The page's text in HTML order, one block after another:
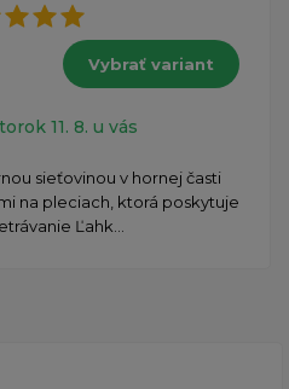
Vybrať variant
11. 8. u vás
sieťovinou v hornej časti
na pleciach, ktorá poskytuje
Ľahk...